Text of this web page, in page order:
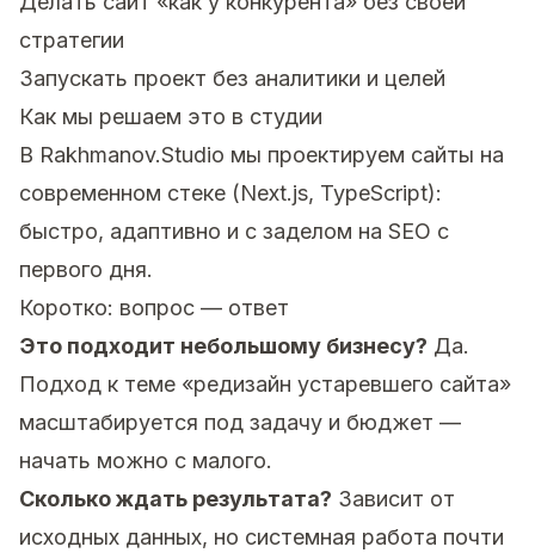
стратегии
Запускать проект без аналитики и целей
Как мы решаем это в студии
В Rakhmanov.Studio мы проектируем сайты на
современном стеке (Next.js, TypeScript):
быстро, адаптивно и с заделом на SEO с
первого дня.
Коротко: вопрос — ответ
Это подходит небольшому бизнесу? Да.
Подход к теме «редизайн устаревшего сайта»
масштабируется под задачу и бюджет —
начать можно с малого.
Сколько ждать результата? Зависит от
исходных данных, но системная работа почти